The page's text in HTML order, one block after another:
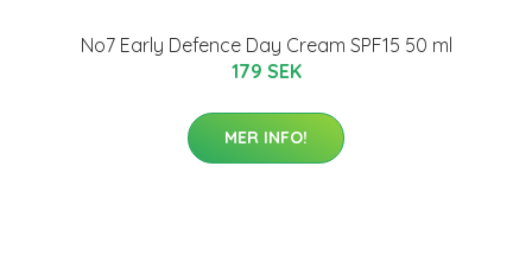
No7 Early Defence Day Cream SPF15 50 ml
179 SEK
MER INFO!